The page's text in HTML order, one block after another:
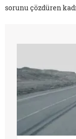
sorunu çözdüren